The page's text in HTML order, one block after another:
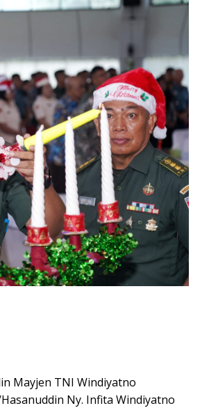
Mayjen TNI Windiyatno
Ny. Infita Windiyatno